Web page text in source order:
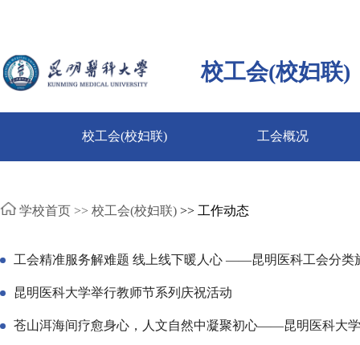
校工会(校妇联)
校工会(校妇联) 工会概况
学校首页 >> 校工会(校妇联) >> 工作动态
工会精准服务解难题 线上线下暖人心 ——昆明医科工会分类
昆明医科大学举行教师节系列庆祝活动
苍山洱海间疗愈身心，人文自然中凝聚初心——昆明医科大